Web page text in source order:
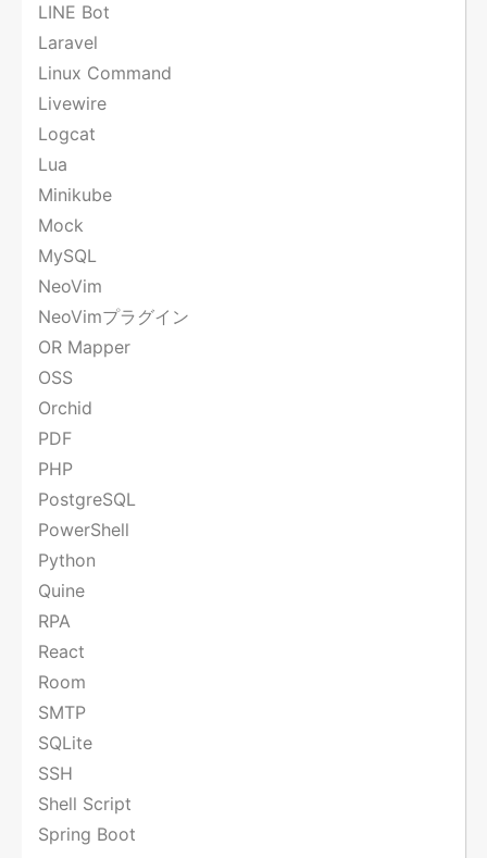
LINE Bot
Laravel
Linux Command
Livewire
Logcat
Lua
Minikube
Mock
MySQL
NeoVim
NeoVimプラグイン
OR Mapper
OSS
Orchid
PDF
PHP
PostgreSQL
PowerShell
Python
Quine
RPA
React
Room
SMTP
SQLite
SSH
Shell Script
Spring Boot